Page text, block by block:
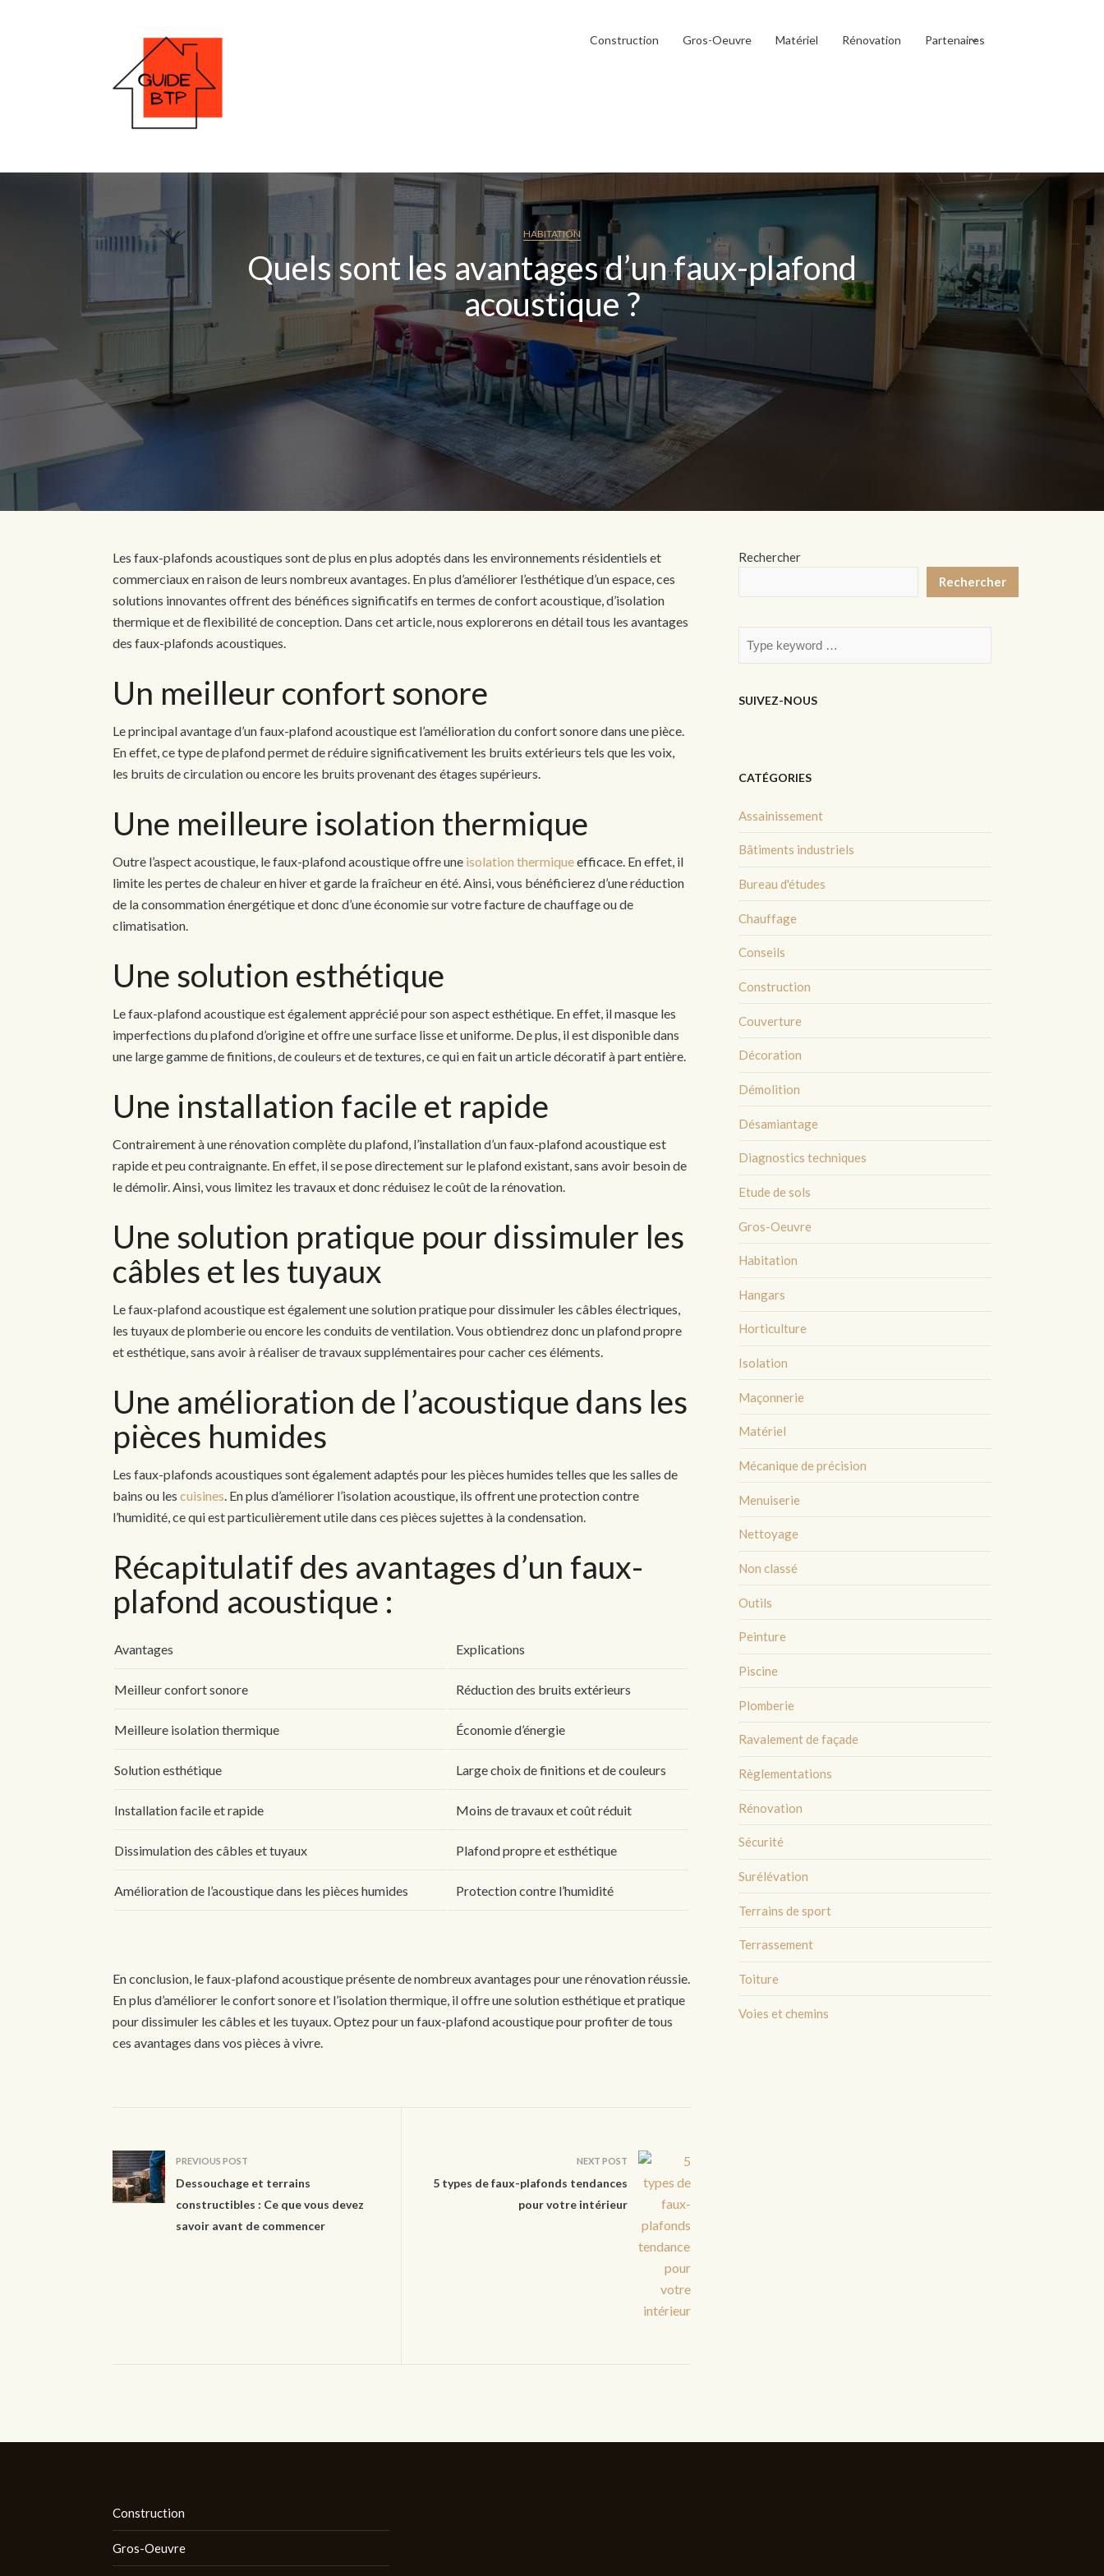
Construction Gros-Oeuvre Matériel Rénovation Partenaires
HABITATION
Quels sont les avantages d’un faux-plafond
acoustique ?
Les faux-plafonds acoustiques sont de plus en plus adoptés dans les environnements résidentiels et
commerciaux en raison de leurs nombreux avantages. En plus d’améliorer l’esthétique d’un espace, ces
solutions innovantes offrent des bénéfices significatifs en termes de confort acoustique, d’isolation
thermique et de flexibilité de conception. Dans cet article, nous explorerons en détail tous les avantages
des faux-plafonds acoustiques.
Un meilleur confort sonore
Le principal avantage d’un faux-plafond acoustique est l’amélioration du confort sonore dans une pièce.
En effet, ce type de plafond permet de réduire significativement les bruits extérieurs tels que les voix,
les bruits de circulation ou encore les bruits provenant des étages supérieurs.
Une meilleure isolation thermique
Outre l’aspect acoustique, le faux-plafond acoustique offre une isolation thermiqueefficace. En effet, il
limite les pertes de chaleur en hiver et garde la fraîcheur en été. Ainsi, vous bénéficierez d’une réduction
de la consommation énergétique et donc d’une économie sur votre facture de chauffage ou de
climatisation.
Une solution esthétique
Le faux-plafond acoustique est également apprécié pour son aspect esthétique. En effet, il masque les
imperfections du plafond d’origine et offre une surface lisse et uniforme. De plus, il est disponible dans
une large gamme de finitions, de couleurs et de textures, ce qui en fait un article décoratif à part entière.
Une installation facile et rapide
Contrairement à une rénovation complète du plafond, l’installation d’un faux-plafond acoustique est
rapide et peu contraignante. En effet, il se pose directement sur le plafond existant, sans avoir besoin de
le démolir. Ainsi, vous limitez les travaux et donc réduisez le coût de la rénovation.
Une solution pratique pour dissimuler les
câbles et les tuyaux
Le faux-plafond acoustique est également une solution pratique pour dissimuler les câbles électriques,
les tuyaux de plomberie ou encore les conduits de ventilation. Vous obtiendrez donc un plafond propre
et esthétique, sans avoir à réaliser de travaux supplémentaires pour cacher ces éléments.
Une amélioration de l’acoustique dans les
pièces humides
Les faux-plafonds acoustiques sont également adaptés pour les pièces humides telles que les salles de
bains ou les cuisines. En plus d’améliorer l’isolation acoustique, ils offrent une protection contre
l’humidité, ce qui est particulièrement utile dans ces pièces sujettes à la condensation.
Récapitulatif des avantages d’un faux-
plafond acoustique :
Avantages Explications
Meilleur confort sonore Réduction des bruits extérieurs
Meilleure isolation thermique Économie d’énergie
Solution esthétique Large choix de finitions et de couleurs
Installation facile et rapide Moins de travaux et coût réduit
Dissimulation des câbles et tuyaux Plafond propre et esthétique
Amélioration de l’acoustique dans les pièces humides Protection contre l’humidité
En conclusion, le faux-plafond acoustique présente de nombreux avantages pour une rénovation réussie.
En plus d’améliorer le confort sonore et l’isolation thermique, il offre une solution esthétique et pratique
pour dissimuler les câbles et les tuyaux. Optez pour un faux-plafond acoustique pour profiter de tous
ces avantages dans vos pièces à vivre.
PREVIOUS POST
Dessouchage et terrains
constructibles : Ce que vous devez
savoir avant de commencer
NEXT POST
5 types de faux-plafonds tendances
pour votre intérieur
Rechercher
Rechercher
SUIVEZ-NOUS
CATÉGORIES
Assainissement
Bâtiments industriels
Bureau d'études
Chauffage
Conseils
Construction
Couverture
Décoration
Démolition
Désamiantage
Diagnostics techniques
Etude de sols
Gros-Oeuvre
Habitation
Hangars
Horticulture
Isolation
Maçonnerie
Matériel
Mécanique de précision
Menuiserie
Nettoyage
Non classé
Outils
Peinture
Piscine
Plomberie
Ravalement de façade
Règlementations
Rénovation
Sécurité
Surélévation
Terrains de sport
Terrassement
Toiture
Voies et chemins
Construction
Gros-Oeuvre